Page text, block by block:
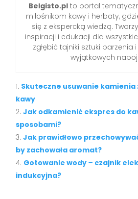
Belgisto.pl to portal
miłośnikom kawy i herbaty,
się z ekspercką wiedzą.
inspiracji i edukacji dla
zgłębić tajniki sztuki parzenia
wyjątkowych
Skuteczne usuwanie kamienia
kawy
Jak odkamienić ekspres do
sposobami?
Jak prawidłowo
by zachowała aromat?
Gotowanie wody – czajnik
indukcyjna?